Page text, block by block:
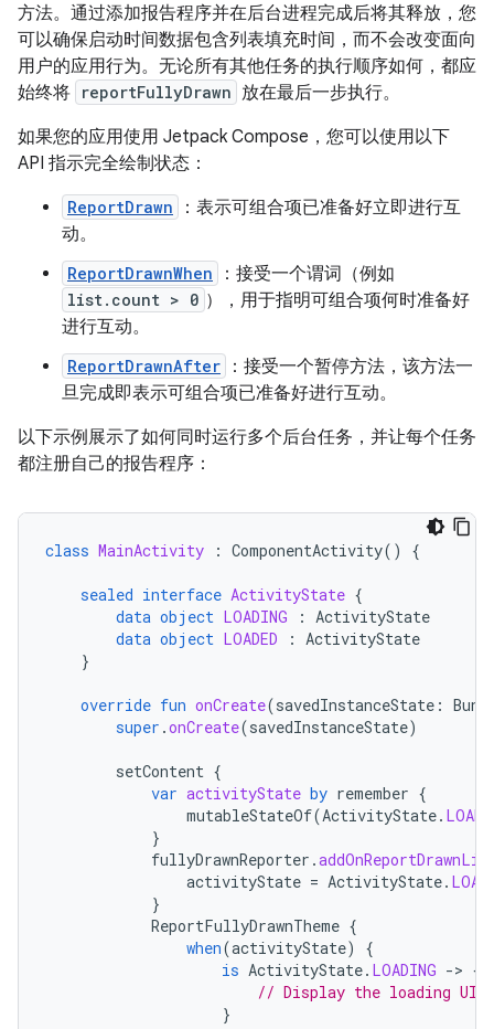
方法。通过添加报告程序并在后台进程完成后将其释放，您
可以确保启动时间数据包含列表填充时间，而不会改变面向
用户的应用行为。无论所有其他任务的执行顺序如何，都应
始终将 reportFullyDrawn 放在最后一步执行。
如果您的应用使用 Jetpack Compose，您可以使用以下
API 指示完全绘制状态：
ReportDrawn
：表示可组合项已准备好立即进行互
动。
ReportDrawnWhen ：接受一个谓词（例如
list.count > 0 ），用于指明可组合项何时准备好
进行互动。
ReportDrawnAfter
：接受一个暂停方法，该方法一
旦完成即表示可组合项已准备好进行互动。
以下示例展示了如何同时运行多个后台任务，并让每个任务
都注册自己的报告程序：
class MainActivity : ComponentActivity() {
sealed interface ActivityState {
data object LOADING : ActivityState
data object LOADED : ActivityState
}
override fun onCreate(savedInstanceState :
super .onCreate(savedInstanceState)
setContent {
var activityState by remember {
mutableStateOf(ActivityState.
}
fullyDrawnReporter .
activityState = ActivityState.
}
ReportFullyDrawnTheme {
when(activityState)
{
is ActivityState. LOADING -> {
// Display the loading UI.
}